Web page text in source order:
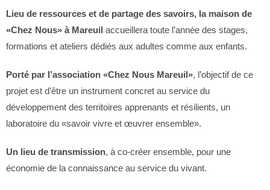
Lieu de ressources et de partage des savoirs, la maison de
«Chez Nous» à Mareuil accueillera toute l’année des stages,
formations et ateliers dédiés aux adultes comme aux enfants.
Porté par l’association «Chez Nous Mareuil», l’objectif de ce
projet est d’être un instrument concret au service du
développement des territoires apprenants et résilients, un
laboratoire du «savoir vivre et œuvrer ensemble».
Un lieu de transmission, à co-créer ensemble, pour une
économie de la connaissance au service du vivant.